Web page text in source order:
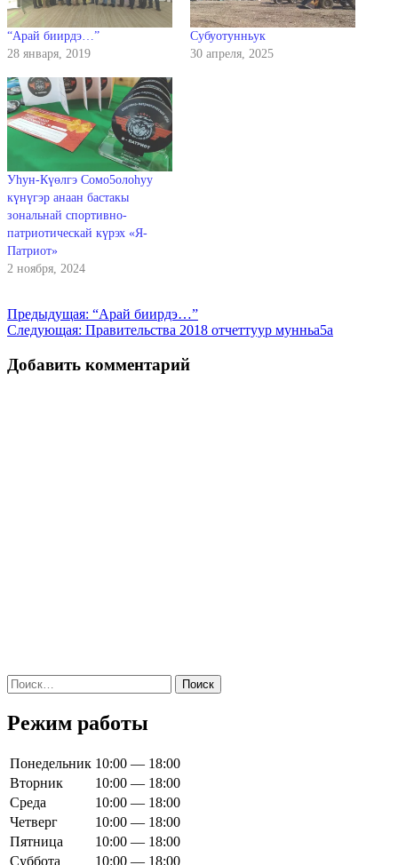
“Арай биирдэ…”
28 января, 2019
Субуотунньук
30 апреля, 2025
Уһун-Күөлгэ Сомо5олоһуу
күнүгэр анаан бастакы
зональнай спортивно-
патриотическай күрэх «Я-
Патриот»
2 ноября, 2024
Навигация
по
записям
Предыдущая: “Арай биирдэ…”
Следующая: Правительства 2018 отчеттуур мунньа5а
Добавить комментарий
Найти:
Режим работы
Понедельник 10:00 — 18:00
Вторник
10:00 — 18:00
Среда
10:00 — 18:00
Четверг
10:00 — 18:00
Пятница
10:00 — 18:00
Суббота
10:00 — 18:00